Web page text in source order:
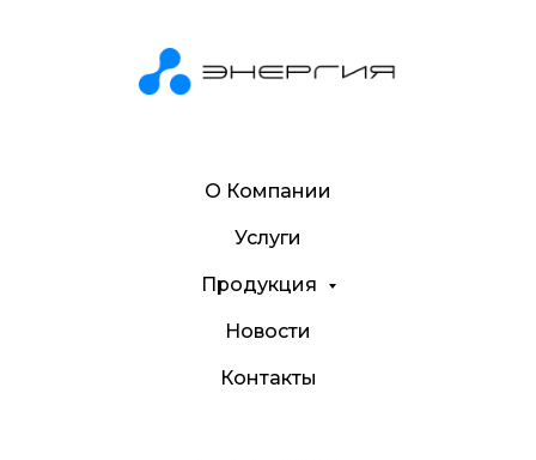
О Компании
Услуги
Продукция
Новости
Контакты